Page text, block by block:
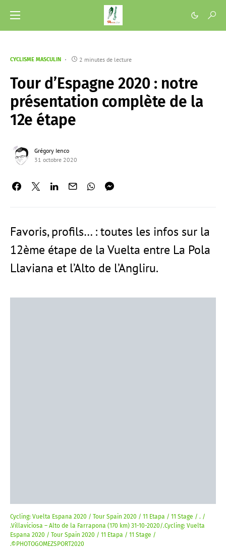
CYCLISME MASCULIN 2 minutes de lecture
Tour d’Espagne 2020 : notre
présentation complète de la
12e étape
Grégory Ienco
31 octobre 2020
Favoris, profils… : toutes les infos sur la
12ème étape de la Vuelta entre La Pola
Llaviana et l’Alto de l’Angliru.
Cycling: Vuelta Espana 2020 / Tour Spain 2020 / 11 Etapa / 11 Stage / . /
.Villaviciosa – Alto de la Farrapona (170 km) 31-10-2020/.Cycling: Vuelta
Espana 2020 / Tour Spain 2020 / 11 Etapa / 11 Stage /
.©PHOTOGOMEZSPORT2020